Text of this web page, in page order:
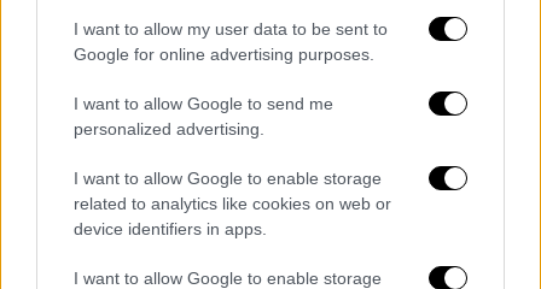
I want to allow my user data to be sent to
Google for online advertising purposes.
I want to allow Google to send me
personalized advertising.
I want to allow Google to enable storage
related to analytics like cookies on web or
device identifiers in apps.
I want to allow Google to enable storage
Σύμφωνα με τον υπουργό Υποδομών και
Μεταφορών, όλα αυτά σημαίνουν: «
Καλύτερη
χιλιάδες πολίτες. Νέες δυνατότητες
τουριστικής ανάπτυξης για τα βόρεια
παράλια του Κορινθιακού και του Πατραϊκού
κόλπου. Αλλά και νέα, σημαντική οικονομική
προοπτική. Για όλη τη χώρα και ιδίως
-φυσικά- για την ευρύτερη περιοχή».